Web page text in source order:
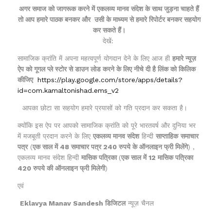
अगर समाज को जागरूक करने में एकलव्य मानव संदेश के साथ जुड़ना चाहते हैं
तो आप हमारे पाठक बनकर और उसी के माध्यम से हमारे रिपोर्टर बनकर सहयोग
कर सकते हैं।
देखें:
सामाजिक क्रांति में अपना महत्वपूर्ण योगदान देने के लिए आज ही हमारे न्यूज़
ऐप को गूगल प्ले स्टोर से डाउन लोड करने के लिए नीचे दी है लिंक को किलिक
कीजिए https://play.google.com/store/apps/details?
id=com.kamaltonishad.ems_v2
आपका छोटा सा सहयोग हमारे प्रयासों को गति प्रदान कर सकता है।
क्योंकि इस ऐप पर आपको सामाजिक क्रांति को पूरे भारतवर्ष और दुनिया भर
में मजबूती प्रदान करने के लिए एकलव्य मानव संदेशहिन्दी साप्ताहिक समाचार
पत्र(एक साल में 48 समाचार पत्र 240 रुपये के ऑनलाइन फ्री मिलेंगे) ,
एकलव्य मानव संदेश हिन्दी मासिक पत्रिका (एक साल में 12 मासिक पत्रिका
420 रुपये की ऑनलाइन फ्री मिलेगी)
एवं
Eklavya Manav Sandesh डिजिटलन्यूज़ चैनल